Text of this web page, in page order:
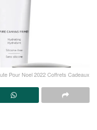
Pour Noel 2022 Coffrets Cadeaux